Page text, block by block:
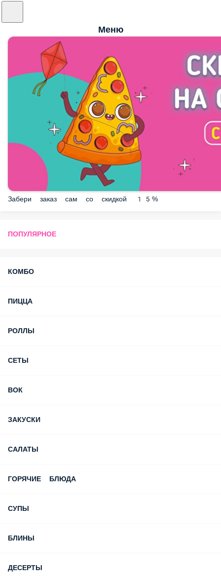
Меню
Забери заказ сам со скидкой 15%
ПОПУЛЯРНОЕ
КОМБО
ПИЦЦА
РОЛЛЫ
СЕТЫ
ВОК
ЗАКУСКИ
САЛАТЫ
ГОРЯЧИЕ БЛЮДА
СУПЫ
БЛИНЫ
ДЕСЕРТЫ